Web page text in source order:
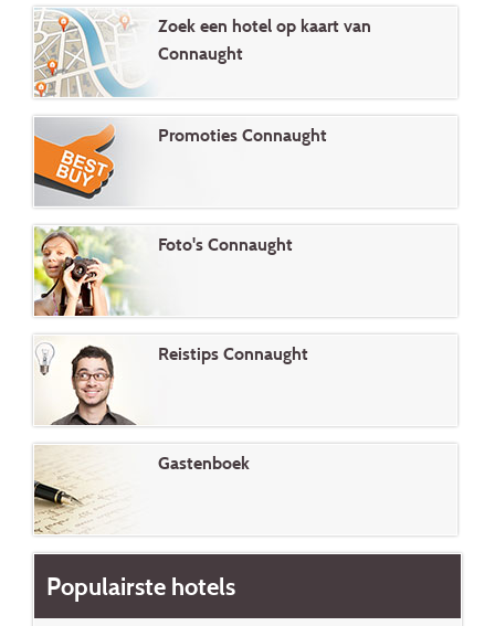
Zoek een hotel op kaart van
Connaught
Promoties Connaught
Foto's Connaught
Reistips Connaught
Gastenboek
Populairste hotels